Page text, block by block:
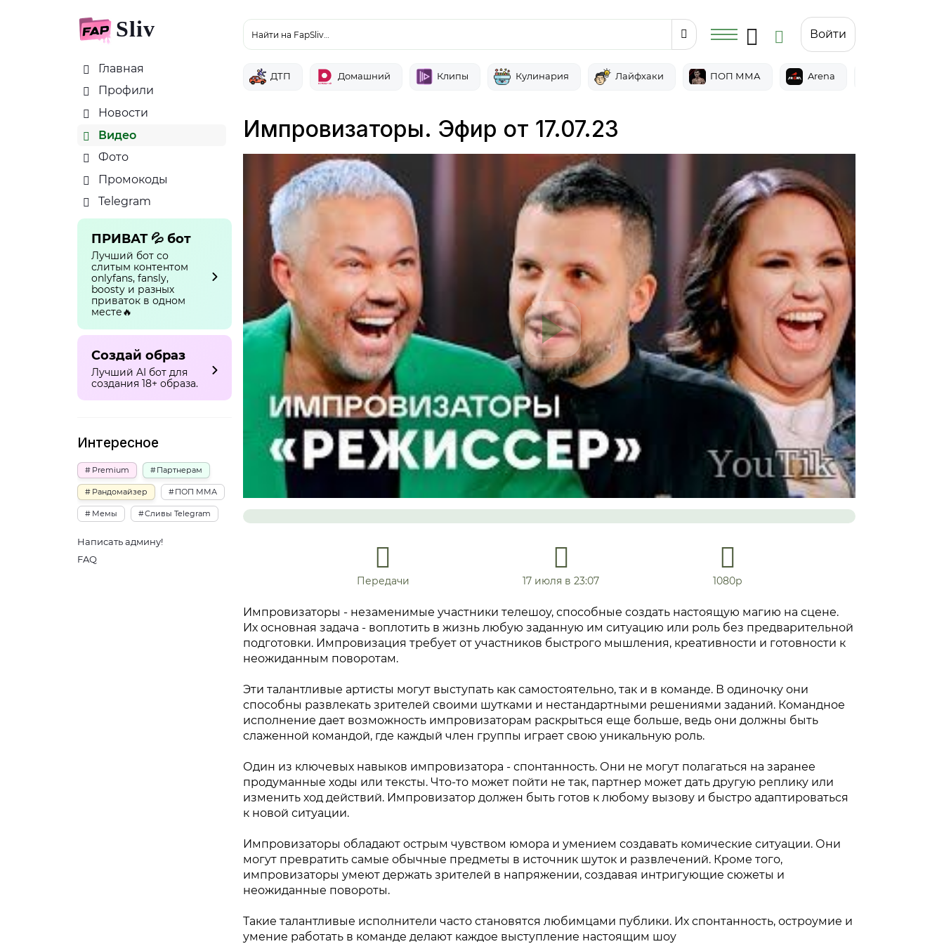
Sliv
Главная
Профили
Новости
Видео
Фото
Промокоды
Telegram
ПРИВАТ 💦 бот
Лучший бот со
слитым контентом
onlyfans, fansly,
boosty и разных
приваток в одном
месте🔥
Создай образ
Лучший AI бот для
создания 18+ образа.
Интересное
Premium Партнерам
Рандомайзер ПОП ММА
Мемы Сливы Telegram
Написать админу!
FAQ
Найти на FapSliv… Войти
ДТП Домашний Клипы Кулинария Лайфхаки ПОП ММА Arena
Импровизаторы. Эфир от 17.07.23
Передачи 17 июля в 23:07 1080р
Импровизаторы - незаменимые участники телешоу, способные создать настоящую магию на сцене.
Их основная задача - воплотить в жизнь любую заданную им ситуацию или роль без предварительной
подготовки. Импровизация требует от участников быстрого мышления, креативности и готовности к
неожиданным поворотам.
Эти талантливые артисты могут выступать как самостоятельно, так и в команде. В одиночку они
способны развлекать зрителей своими шутками и нестандартными решениями заданий. Командное
исполнение дает возможность импровизаторам раскрыться еще больше, ведь они должны быть
слаженной командой, где каждый член группы играет свою уникальную роль.
Один из ключевых навыков импровизатора - спонтанность. Они не могут полагаться на заранее
продуманные ходы или тексты. Что-то может пойти не так, партнер может дать другую реплику или
изменить ход действий. Импровизатор должен быть готов к любому вызову и быстро адаптироваться
к новой ситуации.
Импровизаторы обладают острым чувством юмора и умением создавать комические ситуации. Они
могут превратить самые обычные предметы в источник шуток и развлечений. Кроме того,
импровизаторы умеют держать зрителей в напряжении, создавая интригующие сюжеты и
неожиданные повороты.
Такие талантливые исполнители часто становятся любимцами публики. Их спонтанность, остроумие и
умение работать в команде делают каждое выступление настоящим шоу